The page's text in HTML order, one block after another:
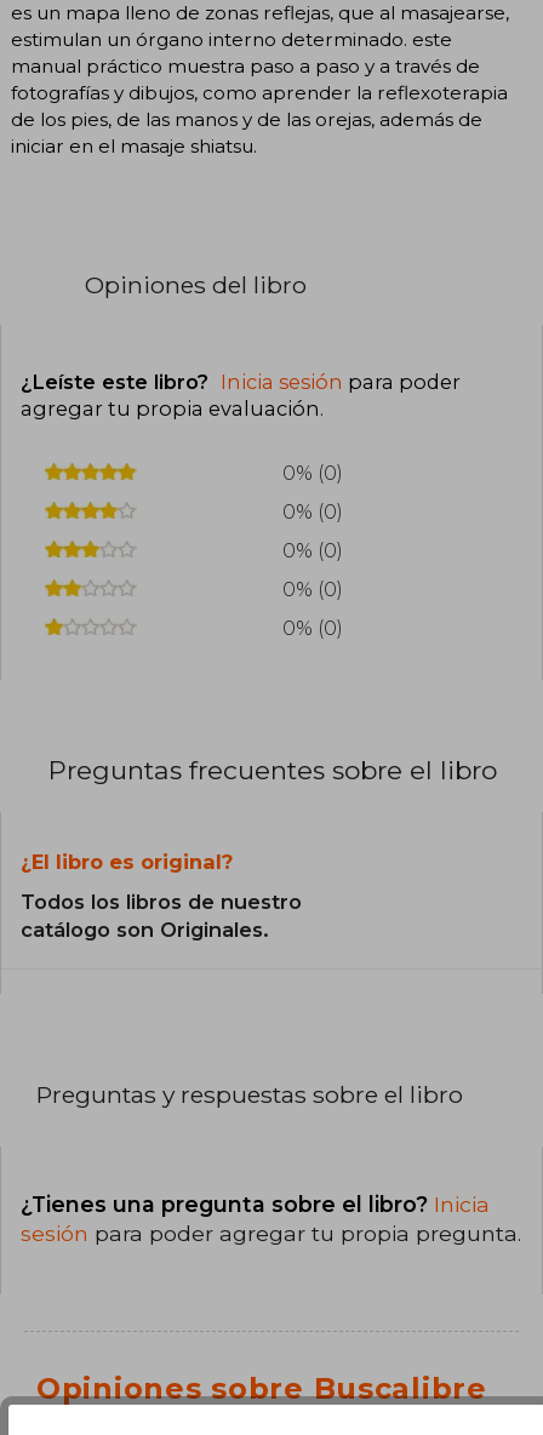
es un mapa lleno de zonas reflejas, que al masajearse,
estimulan un órgano interno determinado. este
manual práctico muestra paso a paso y a través de
fotografías y dibujos, como aprender la reflexoterapia
de los pies, de las manos y de las orejas, además de
iniciar en el masaje shiatsu.
Opiniones del libro
¿Leíste este libro? Inicia sesión para poder
agregar tu propia evaluación.
0% (0)
0% (0)
0% (0)
0% (0)
0% (0)
Preguntas frecuentes sobre el libro
¿El libro es original?
Todos los libros de nuestro
catálogo son Originales.
Preguntas y respuestas sobre el libro
¿Tienes una pregunta sobre el libro? Inicia
sesión para poder agregar tu propia pregunta.
Opiniones sobre Buscalibre